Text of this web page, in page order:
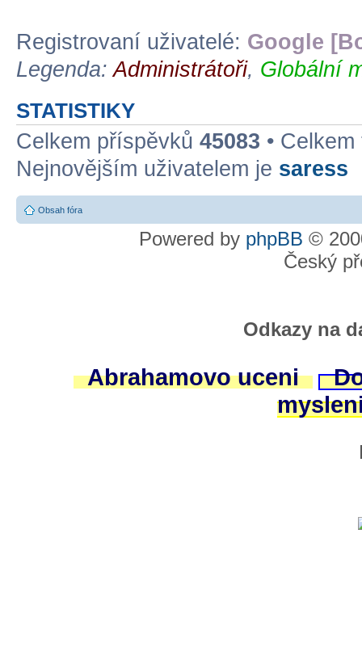
Registrovaní uživatelé: Google
Legenda:Administrátoři, Globální
STATISTIKY
Celkem příspěvků 45083 •
Nejnovějším uživatelem je saress
Obsah fóra
Powered by phpBB ©
Český
Odkazy na
Abrahamovo uceni